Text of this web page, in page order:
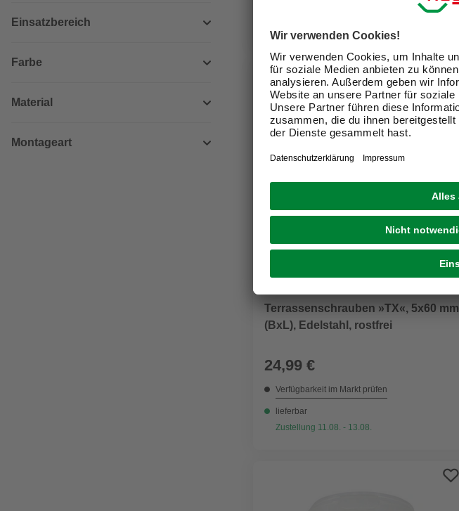
Einsatzbereich
Farbe
Material
Montageart
Terrassenschrauben »TX«, 5x60 mm
(BxL), Edelstahl, rostfrei
24,99 €
Verfügbarkeit im Markt prüfen
lieferbar
Zustellung 11.08. - 13.08.